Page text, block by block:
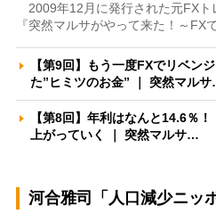
2009年12月に発行された元FXト
『突然マルサがやって来た！～FX
【第9回】もう一度FXでリベ
た”ヒミツのお金” ｜ 突然マル
【第8回】年利はなんと14.6％
上がっていく ｜ 突然マルサ…
河合雅司「人口減少ニッ